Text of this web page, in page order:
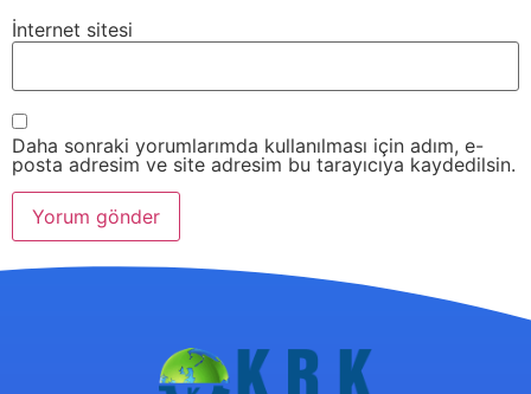
İnternet sitesi
Daha sonraki yorumlarımda kullanılması için adım, e-
posta adresim ve site adresim bu tarayıcıya kaydedilsin.